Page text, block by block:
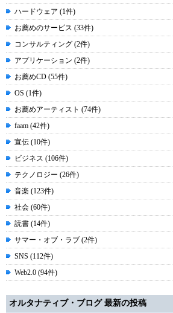
ハードウェア (1件)
お薦めのサービス (33件)
コンサルティング (2件)
アプリケーション (2件)
お薦めCD (55件)
OS (1件)
お薦めアーティスト (74件)
faam (42件)
宣伝 (10件)
ビジネス (106件)
テクノロジー (26件)
音楽 (123件)
社会 (60件)
読書 (14件)
サマー・オブ・ラブ (2件)
SNS (112件)
Web2.0 (94件)
オルタナティブ・ブログ 最新の投稿